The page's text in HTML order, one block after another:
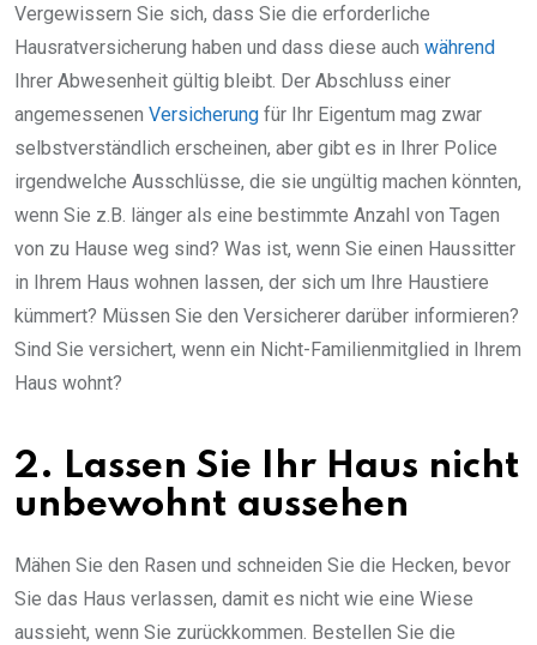
Vergewissern Sie sich, dass Sie die erforderliche
Hausratversicherung haben und dass diese auch während
Ihrer Abwesenheit gültig bleibt. Der Abschluss einer
angemessenen Versicherung für Ihr Eigentum mag zwar
selbstverständlich erscheinen, aber gibt es in Ihrer Police
irgendwelche Ausschlüsse, die sie ungültig machen könnten,
wenn Sie z.B. länger als eine bestimmte Anzahl von Tagen
von zu Hause weg sind? Was ist, wenn Sie einen Haussitter
in Ihrem Haus wohnen lassen, der sich um Ihre Haustiere
kümmert? Müssen Sie den Versicherer darüber informieren?
Sind Sie versichert, wenn ein Nicht-Familienmitglied in Ihrem
Haus wohnt?
2. Lassen Sie Ihr Haus nicht
unbewohnt aussehen
Mähen Sie den Rasen und schneiden Sie die Hecken, bevor
Sie das Haus verlassen, damit es nicht wie eine Wiese
aussieht, wenn Sie zurückkommen. Bestellen Sie die